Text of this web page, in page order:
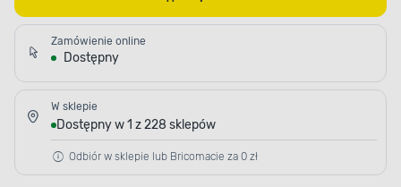
Zamówienie online
Dostępny
W sklepie
Dostępny w 1 z 228 sklepów
Odbiór w sklepie lub Bricomacie za 0 zł